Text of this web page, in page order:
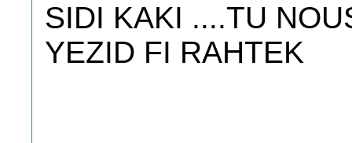
SIDI KAKI ....TU
YEZID FI RAHTEK